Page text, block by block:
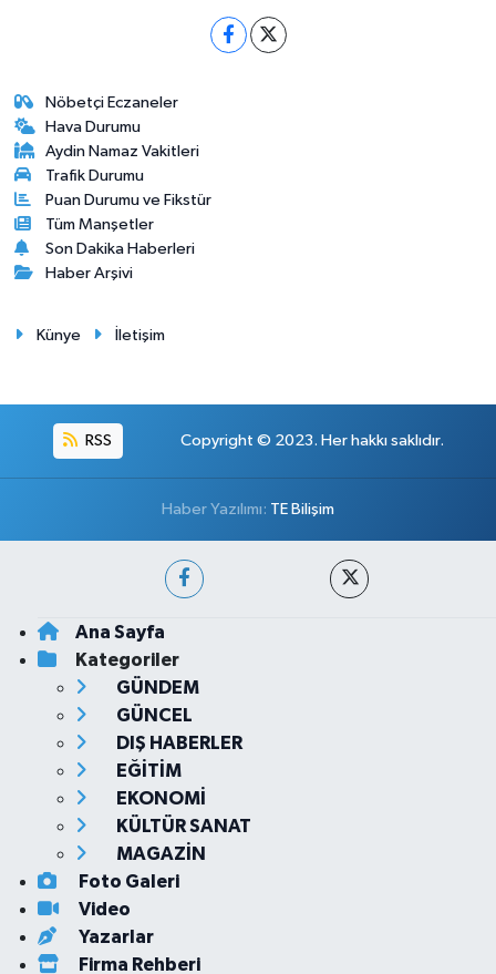
Nöbetçi Eczaneler
Hava Durumu
Aydin Namaz Vakitleri
Trafik Durumu
Puan Durumu ve Fikstür
Tüm Manşetler
Son Dakika Haberleri
Haber Arşivi
Künye İletişim
RSS Copyright © 2023. Her hakkı saklıdır.
Haber Yazılımı: TE Bilişim
Ana Sayfa
Kategoriler
GÜNDEM
GÜNCEL
DIŞ HABERLER
EĞİTİM
EKONOMİ
KÜLTÜR SANAT
MAGAZİN
Foto Galeri
Video
Yazarlar
Firma Rehberi